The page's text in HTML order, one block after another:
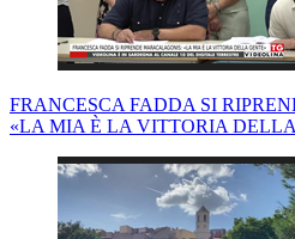
FRANCESCA FADDA SI
«LA MIA È LA VITTORIA